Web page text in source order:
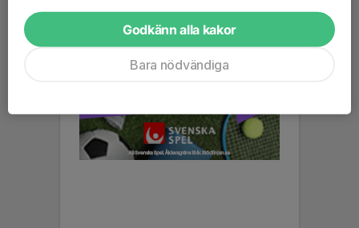
Godkänn alla kakor
Bara nödvändiga